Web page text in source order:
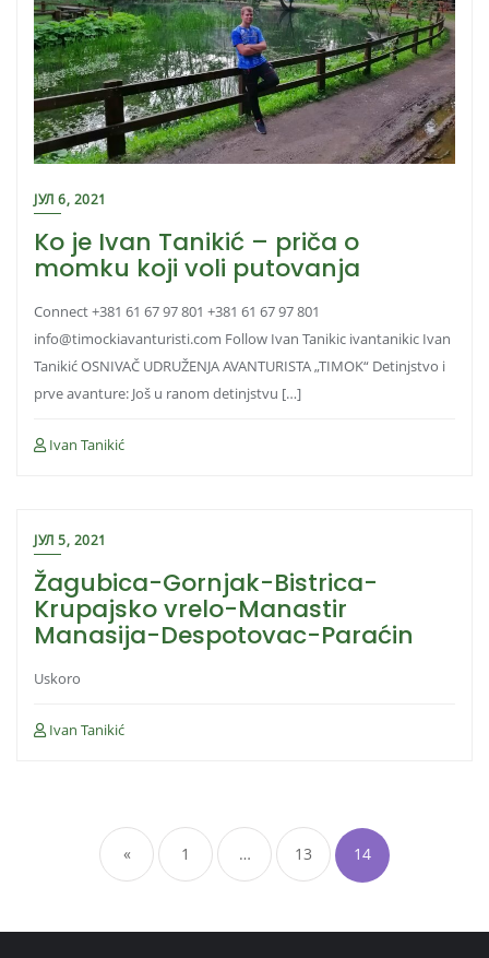
ЈУЛ 6, 2021
Ko je Ivan Tanikić – priča o
momku koji voli putovanja
Connect +381 61 67 97 801 +381 61 67 97 801
info@timockiavanturisti.com Follow Ivan Tanikic ivantanikic Ivan
Tanikić OSNIVAČ UDRUŽENJA AVANTURISTA „TIMOK“ Detinjstvo i
prve avanture: Još u ranom detinjstvu […]
Ivan Tanikić
ЈУЛ 5, 2021
Žagubica-Gornjak-Bistrica-
Krupajsko vrelo-Manastir
Manasija-Despotovac-Paraćin
Uskoro
Ivan Tanikić
чланака
« 1 … 13 14